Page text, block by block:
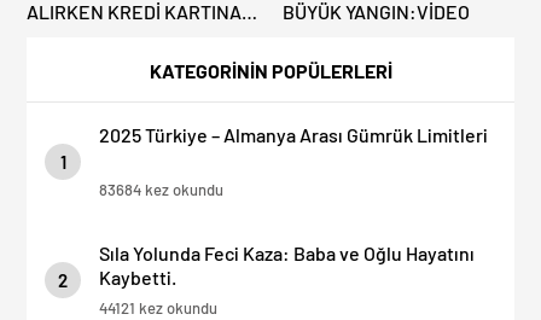
KATEGORİNİN POPÜLERLERİ
1
2025 Türkiye – Almanya Arası Gümrük Limitleri
83684 kez okundu
2
Sıla Yolunda Feci Kaza: Baba ve Oğlu Hayatını
Kaybetti.
44121 kez okundu
ALIRKEN KREDİ KARTINA
BÜYÜK YANGIN:VİDEO